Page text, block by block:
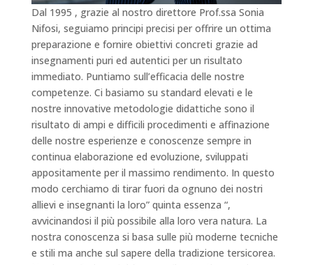
Dal 1995 , grazie al nostro direttore Prof.ssa Sonia
Nifosi, seguiamo principi precisi per offrire un ottima
preparazione e fornire obiettivi concreti grazie ad
insegnamenti puri ed autentici per un risultato
immediato. Puntiamo sull’efficacia delle nostre
competenze. Ci basiamo su standard elevati e le
nostre innovative metodologie didattiche sono il
risultato di ampi e difficili procedimenti e affinazione
delle nostre esperienze e conoscenze sempre in
continua elaborazione ed evoluzione, sviluppati
appositamente per il massimo rendimento. In questo
modo cerchiamo di tirar fuori da ognuno dei nostri
allievi e insegnanti la loro” quinta essenza “,
avvicinandosi il più possibile alla loro vera natura. La
nostra conoscenza si basa sulle più moderne tecniche
e stili ma anche sul sapere della tradizione tersicorea.